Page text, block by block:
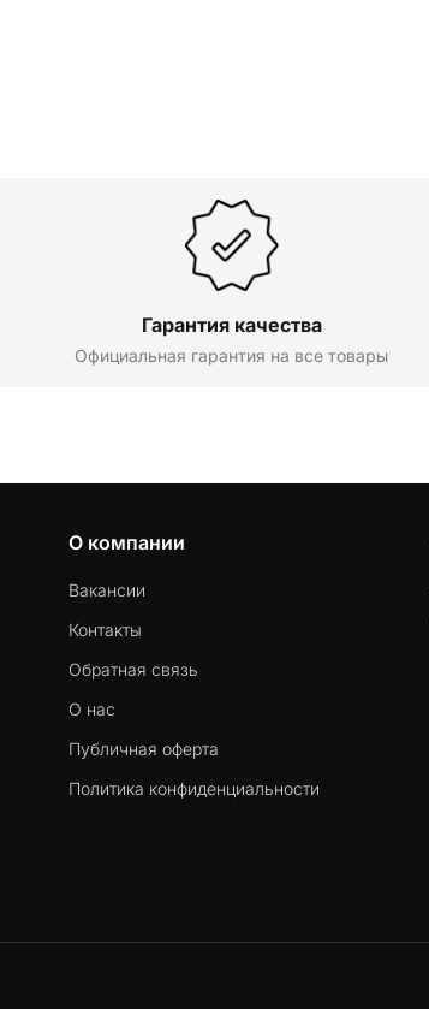
Гарантия качества
Официальная гарантия на все товары
О компании
Вакансии
Контакты
Обратная связь
О нас
Публичная оферта
Политика конфиденциальности